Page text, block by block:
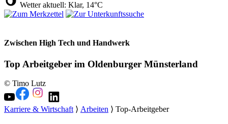
Wetter aktuell: Klar, 14°C
Zwischen High Tech und Handwerk
Top Arbeitgeber im Oldenburger Münsterland
© Timo Lutz
Karriere & Wirtschaft⟩ Arbeiten ⟩ Top-Arbeitgeber